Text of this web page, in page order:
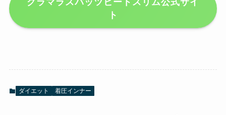
ト
ダイエット 着圧インナー